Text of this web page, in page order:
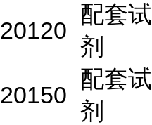
20120
配套试
剂
20150
配套试
剂